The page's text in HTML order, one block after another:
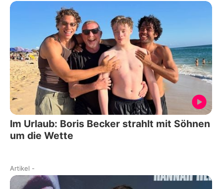
Im Urlaub: Boris Becker strahlt mit Söhnen
um die Wette
Artikel -